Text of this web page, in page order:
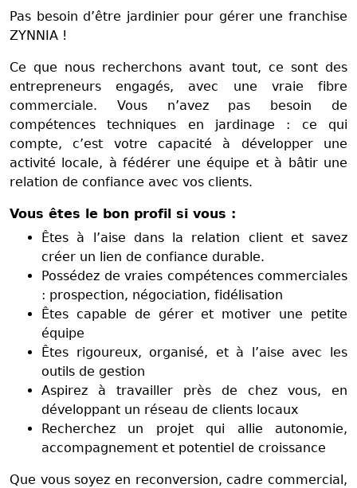
Pas besoin d’être jardinier pour gérer une franchise
ZYNNIA !
Ce que nous recherchons avant tout, ce sont des
entrepreneurs engagés, avec une vraie fibre
commerciale. Vous n’avez pas besoin de
compétences techniques en jardinage : ce qui
compte, c’est votre capacité à développer une
activité locale, à fédérer une équipe et à bâtir une
relation de confiance avec vos clients.
Vous êtes le bon profil si vous :
Êtes à l’aise dans la relation client et savez
créer un lien de confiance durable.
Possédez de vraies compétences commerciales
: prospection, négociation, fidélisation
Êtes capable de gérer et motiver une petite
équipe
Êtes rigoureux, organisé, et à l’aise avec les
outils de gestion
Aspirez à travailler près de chez vous, en
développant un réseau de clients locaux
Recherchez un projet qui allie autonomie,
accompagnement et potentiel de croissance
Que vous soyez en reconversion, cadre commercial,